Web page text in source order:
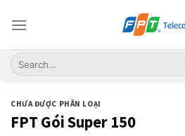
CHƯA ĐƯỢC PHÂN LOẠI
FPT Gói Super 150